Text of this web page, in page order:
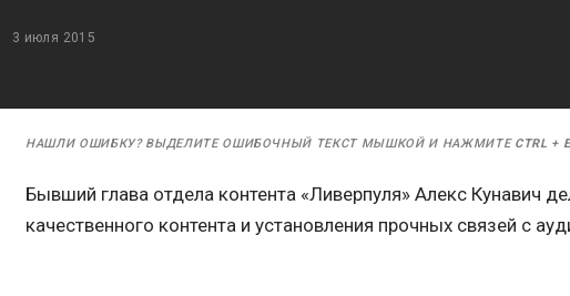
3 июля 2015
НАШЛИ ОШИБКУ? ВЫДЕЛИТЕ ОШИБОЧНЫЙ ТЕКСТ МЫШКОЙ И НАЖМИТЕ CTRL +
Бывший глава отдела контента «Ливерпуля» Алекс Кунавич
качественного контента и установления прочных связей с